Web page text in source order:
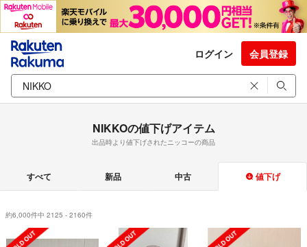
ログイン 会員登録
NIKKOの値下げアイテム
出品時より値下げされたニッコーの商品
すべて 新品 中古 値下げ
約6,000件中 2125 - 2160件